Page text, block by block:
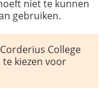
niet te kunnen
gebruiken.
College
kiezen voor